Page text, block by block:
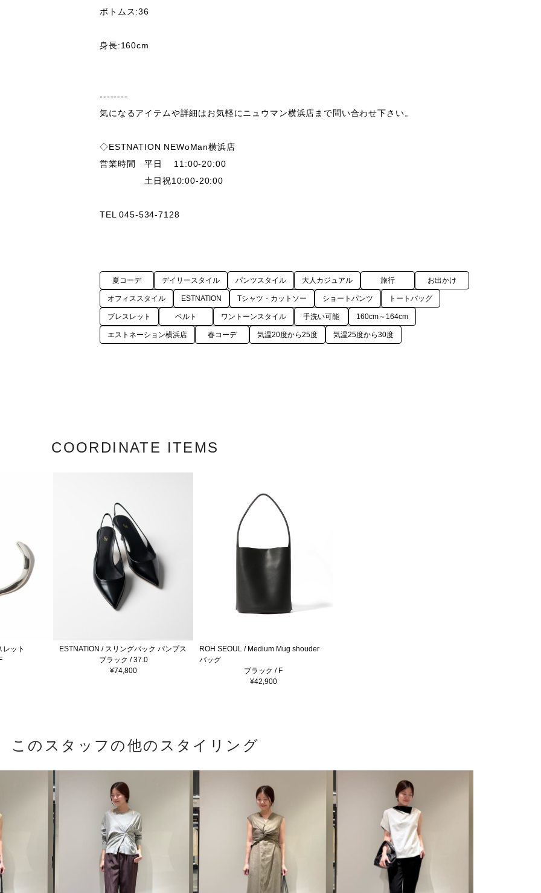
ボトムス:36
身長:160cm
--------
気になるアイテムや詳細はお気軽にニュウマン横浜店まで問い合わせ下さい。
◇ESTNATION NEWoMan横浜店
営業時間　平日    11:00-20:00
土日祝10:00-20:00
夏コーデ デイリースタイル パンツスタイル 大人カジュアル 旅行 お出かけ
オフィススタイル ESTNATION Tシャツ・カットソー ショートパンツ トートバッグ
ブレスレット ベルト ワントーンスタイル 手洗い可能 160cm～164cm
エストネーション横浜店 春コーデ 気温20度から25度 気温25度から30度
COORDINATE ITEMS
レット
ESTNATION / スリングバック パンプス
ブラック / 37.0
¥74,800
ROH SEOUL / Medium Mug shouder
バッグ
ブラック / F
¥42,900
このスタッフの他のスタイリング